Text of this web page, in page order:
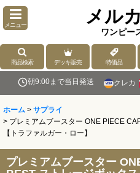
メニュー メル
ワンピー
商品検索 デッキ販売 特価品
朝9:00まで当日発送 クレカ
ホーム > サプライ
> プレミアムブースター ONE PIECE
【トラファルガー・ロー】
プレミアムブースター